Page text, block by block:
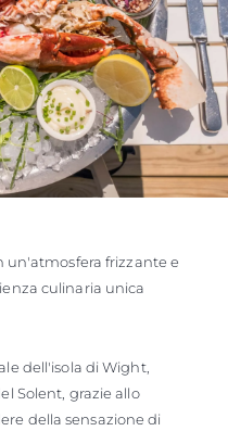
un'atmosfera frizzante e
culinaria unica
dell'isola di Wight,
Solent, grazie allo
della sensazione di